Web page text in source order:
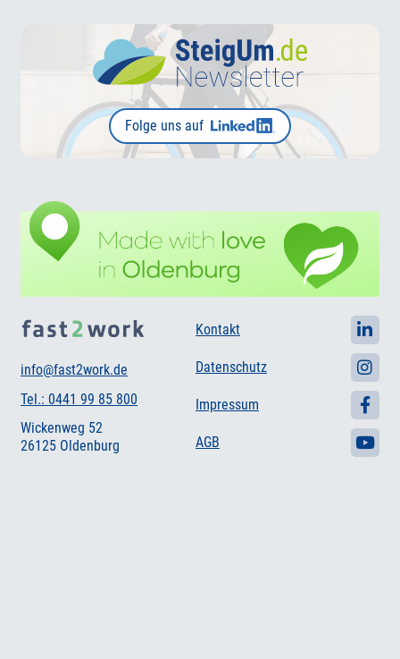
Folge uns auf
info@fast2work.de
Tel.: 0441 99 85 800
Wickenweg 52
26125 Oldenburg
Kontakt
Datenschutz
Impressum
AGB